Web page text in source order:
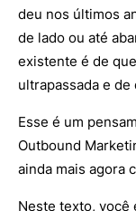
deu nos últimos
de lado ou até
existente é de
ultrapassada e
Esse é um
Outbound
ainda mais agora
Neste texto, você